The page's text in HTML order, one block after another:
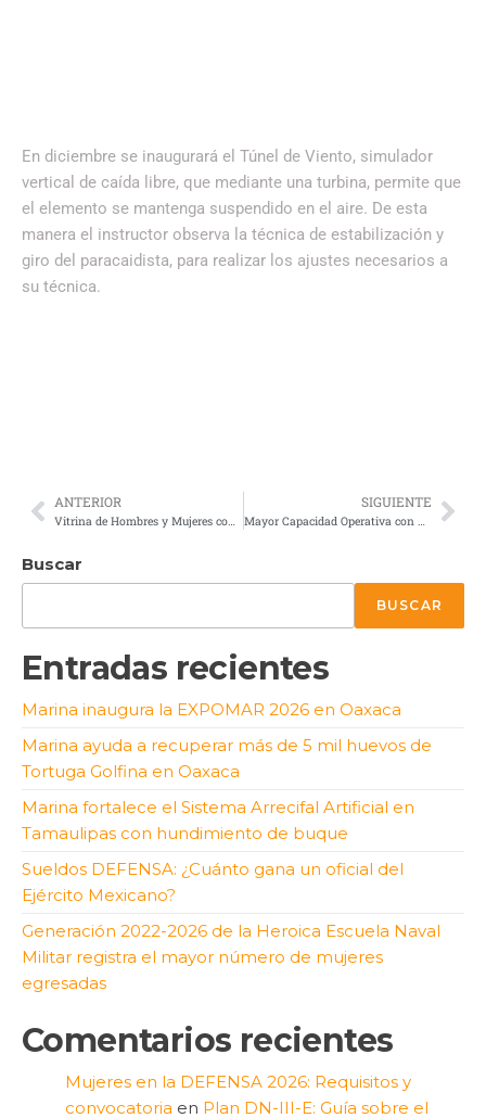
En diciembre se inaugurará el Túnel de Viento, simulador
vertical de caída libre, que mediante una turbina, permite que
el elemento se mantenga suspendido en el aire. De esta
manera el instructor observa la técnica de estabilización y
giro del paracaidista, para realizar los ajustes necesarios a
su técnica.
ANTERIOR
Vitrina de Hombres y Mujeres con Moral de Vencedor
SIGUIENTE
Mayor Capacidad Operativa con Movilidad Estratégica
Buscar
BUSCAR
Entradas recientes
Marina inaugura la EXPOMAR 2026 en Oaxaca
Marina ayuda a recuperar más de 5 mil huevos de
Tortuga Golfina en Oaxaca
Marina fortalece el Sistema Arrecifal Artificial en
Tamaulipas con hundimiento de buque
Sueldos DEFENSA: ¿Cuánto gana un oficial del
Ejército Mexicano?
Generación 2022-2026 de la Heroica Escuela Naval
Militar registra el mayor número de mujeres
egresadas
Comentarios recientes
Mujeres en la DEFENSA 2026: Requisitos y
convocatoria en Plan DN-III-E: Guía sobre el